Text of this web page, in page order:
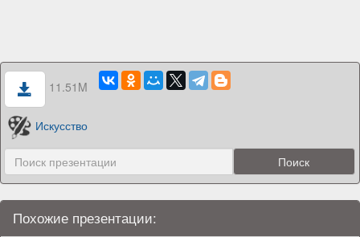
11.51M
Искусство
Похожие презентации: